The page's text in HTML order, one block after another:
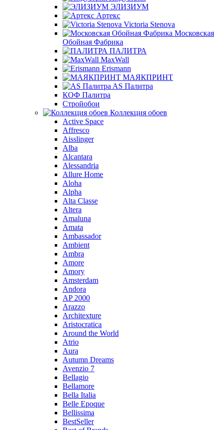
ЭЛИЗИУМ
Артекс
Victoria Stenova
Московская
Обойная Фабрика
ПАЛИТРА
MaxWall
Erismann
МАЯКПРИНТ
AS Палитра
КОФ Палитра
Стройобои
Коллекция обоев
Active Space
Affresco
Aisslinger
Alba
Alcantara
Alessandria
Allure Home
Aloha
Alpha
Alta Classe
Altera
Amaluna
Amata
Ambassador
Ambient
Ambra
Amore
Amory
Amsterdam
Andora
AP 2000
Arazzo
Architexture
Aristocratica
Around the World
Atrio
Aura
Autumn Dreams
Avenzio 7
Bellagio
Bellamore
Bella Italia
Belle Epoque
Bellissima
BestSeller